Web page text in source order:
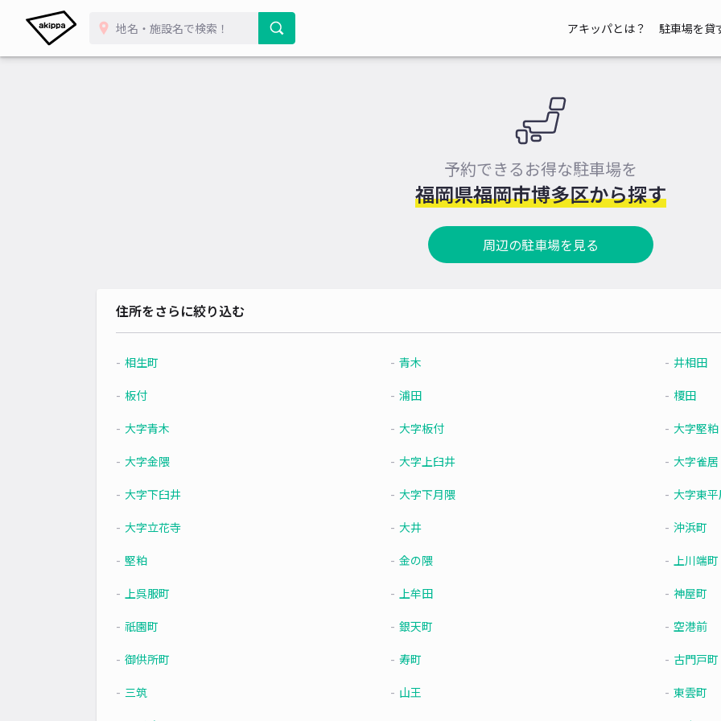
アキッパとは？ 駐車場を貸
予約できるお得な駐車場を
福岡県福岡市博多区から探す
周辺の駐車場を見る
住所をさらに絞り込む
相生町 青木 井相田
板付 浦田 榎田
大字青木 大字板付 大字堅粕
大字金隈 大字上臼井 大字雀居
大字下臼井 大字下月隈 大字東
大字立花寺 大井 沖浜町
堅粕 金の隈 上川端町
上呉服町 上牟田 神屋町
祇園町 銀天町 空港前
御供所町 寿町 古門戸町
三筑 山王 東雲町